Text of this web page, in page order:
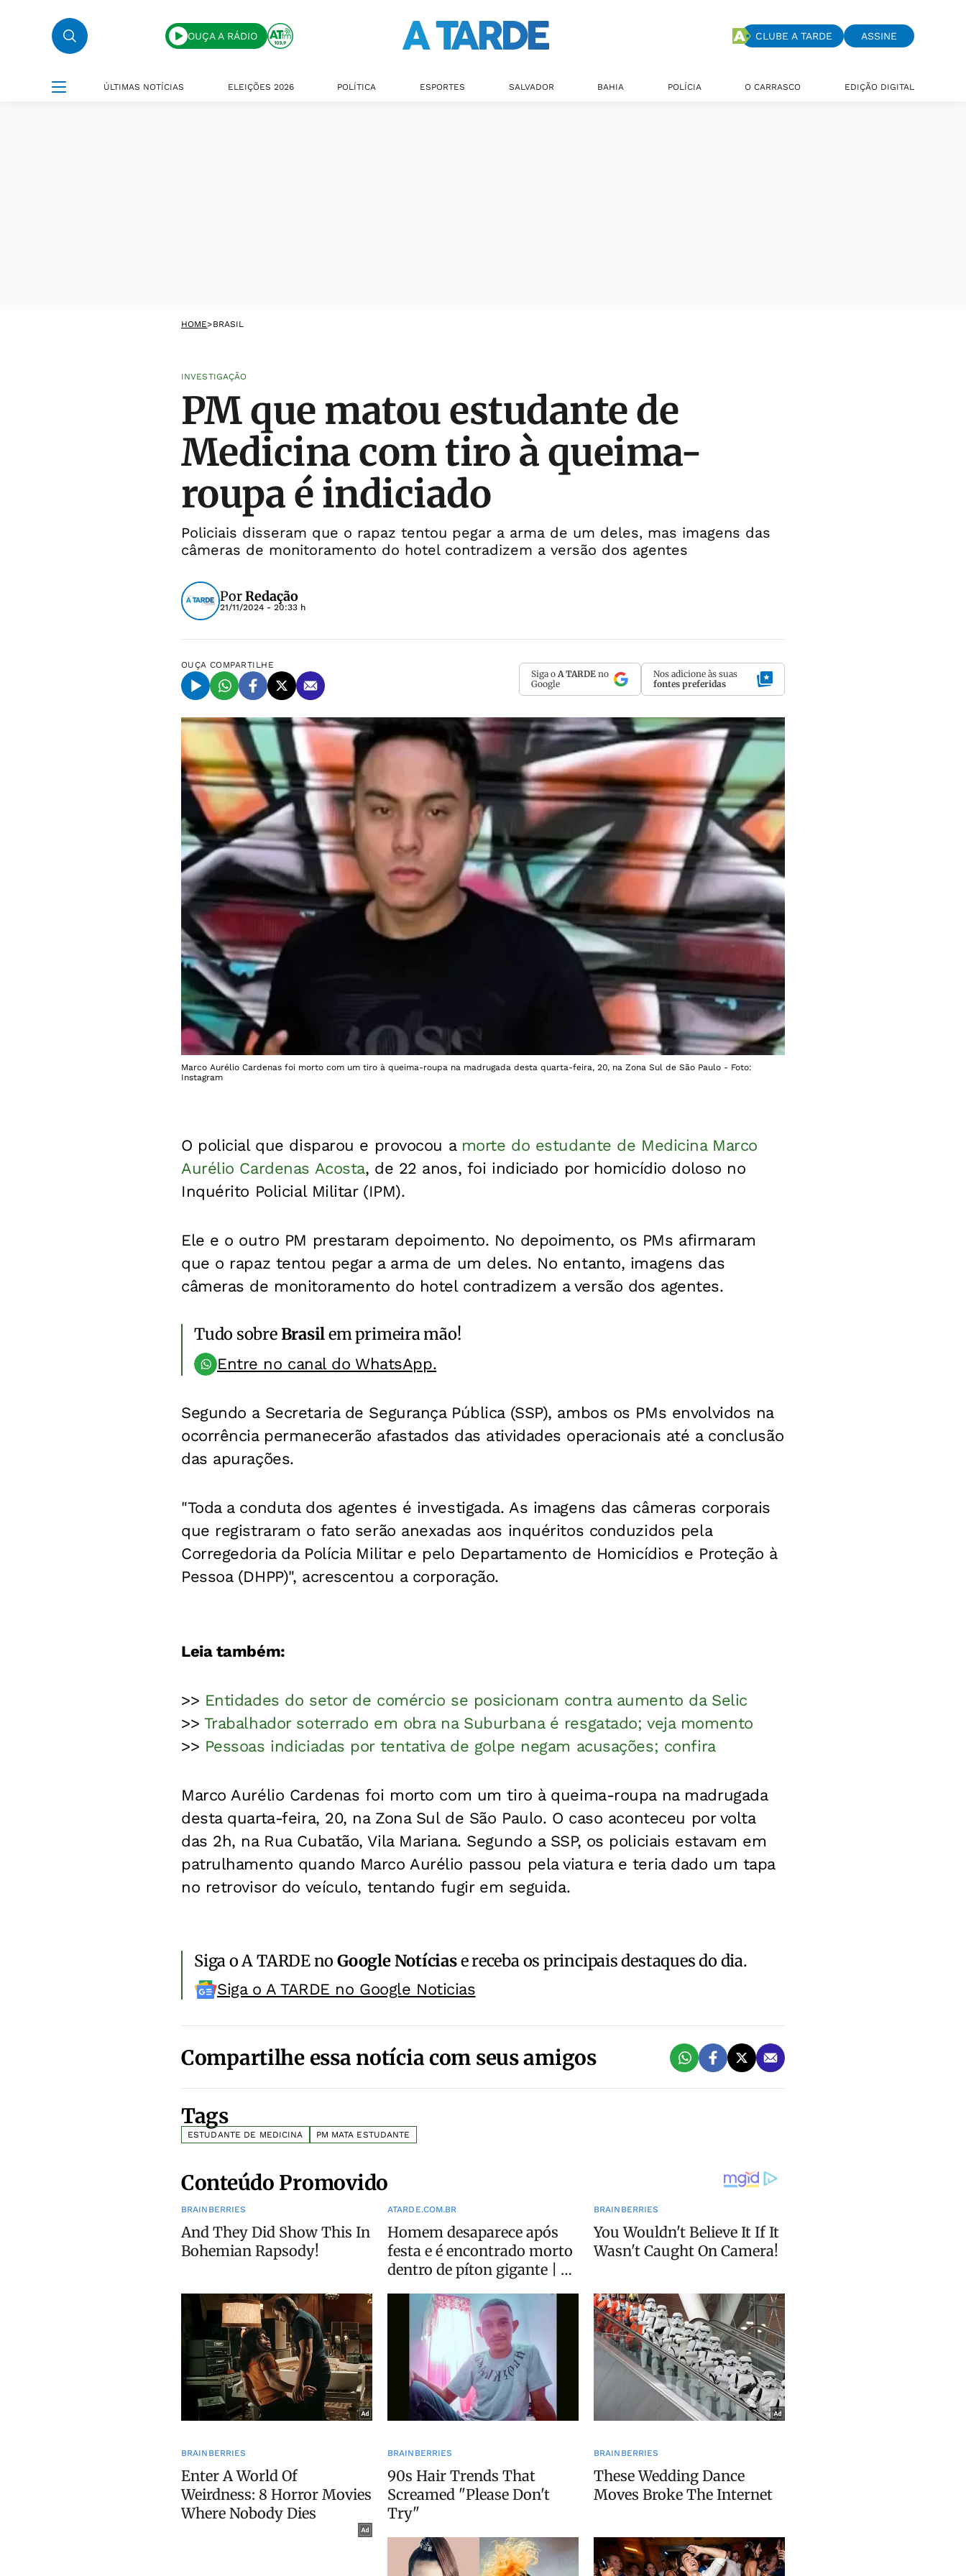
OUÇA A RÁDIO CLUBE A TARDE ASSINE
ÚLTIMAS NOTÍCIAS ELEIÇÕES 2026 POLÍTICA ESPORTES SALVADOR BAHIA POLÍCIA O CARRASCO EDIÇÃO DIGITAL
HOME>BRASIL
INVESTIGAÇÃO
PM que matou estudante de
Medicina com tiro à queima-
roupa é indiciado
Policiais disseram que o rapaz tentou pegar a arma de um deles, mas imagens das
câmeras de monitoramento do hotel contradizem a versão dos agentes
PorRedação
21/11/2024 - 20:33 h
OUÇA COMPARTILHE
Siga o A TARDE no
Google
Nos adicione às suas
fontes preferidas
Marco Aurélio Cardenas foi morto com um tiro à queima-roupa na madrugada desta quarta-feira, 20, na Zona Sul de São Paulo - Foto:
Instagram
O policial que disparou e provocou a morte do estudante de Medicina Marco
Aurélio Cardenas Acosta, de 22 anos, foi indiciado por homicídio doloso no
Inquérito Policial Militar (IPM).
Ele e o outro PM prestaram depoimento. No depoimento, os PMs afirmaram
que o rapaz tentou pegar a arma de um deles. No entanto, imagens das
câmeras de monitoramento do hotel contradizem a versão dos agentes.
Tudo sobreBrasilem primeira mão!
Entre no canal do WhatsApp.
Segundo a Secretaria de Segurança Pública (SSP), ambos os PMs envolvidos na
ocorrência permanecerão afastados das atividades operacionais até a conclusão
das apurações.
"Toda a conduta dos agentes é investigada. As imagens das câmeras corporais
que registraram o fato serão anexadas aos inquéritos conduzidos pela
Corregedoria da Polícia Militar e pelo Departamento de Homicídios e Proteção à
Pessoa (DHPP)", acrescentou a corporação.
Leia também:
>> Entidades do setor de comércio se posicionam contra aumento da Selic
>> Trabalhador soterrado em obra na Suburbana é resgatado; veja momento
>> Pessoas indiciadas por tentativa de golpe negam acusações; confira
Marco Aurélio Cardenas foi morto com um tiro à queima-roupa na madrugada
desta quarta-feira, 20, na Zona Sul de São Paulo. O caso aconteceu por volta
das 2h, na Rua Cubatão, Vila Mariana. Segundo a SSP, os policiais estavam em
patrulhamento quando Marco Aurélio passou pela viatura e teria dado um tapa
no retrovisor do veículo, tentando fugir em seguida.
Siga o A TARDE noGoogle Notíciase receba os principais destaques do dia.
Siga o A TARDE no Google Noticias
Compartilhe essa notícia com seus amigos
Tags
ESTUDANTE DE MEDICINA PM MATA ESTUDANTE